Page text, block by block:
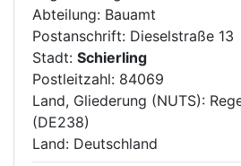
Abteilung: Bauamt
Postanschrift: Dieselstraße 13
Stadt: Schierling
Postleitzahl: 84069
Land, Gliederung (NUTS):
(DE238)
Land: Deutschland